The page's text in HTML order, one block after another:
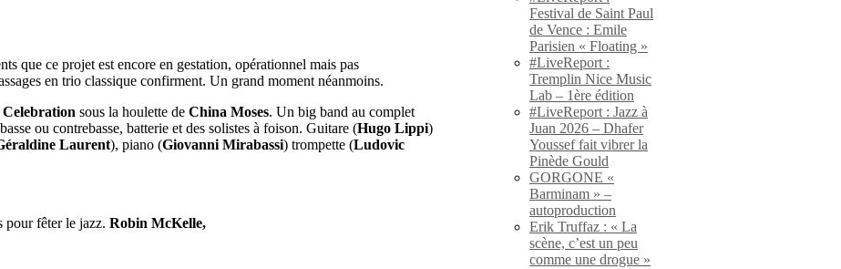
que ce projet est encore en gestation, opérationnel mais pas
en trio classique confirment. Un grand moment néanmoins.
Celebration sous la houlette de China Moses. Un big band au complet
ou contrebasse, batterie et des solistes à foison. Guitare (Hugo Lippi)
Laurent), piano (Giovanni Mirabassi) trompette (Ludovic
pour fêter le jazz. Robin McKelle,
Festival de Saint Paul
de Vence : Emile
Parisien « Floating »
#LiveReport :
Tremplin Nice Music
Lab – 1ère édition
#LiveReport : Jazz à
Juan 2026 – Dhafer
Youssef fait vibrer la
Pinède Gould
GORGONE «
Barminam » –
autoproduction
Erik Truffaz : « La
scène, c’est un peu
comme une drogue »